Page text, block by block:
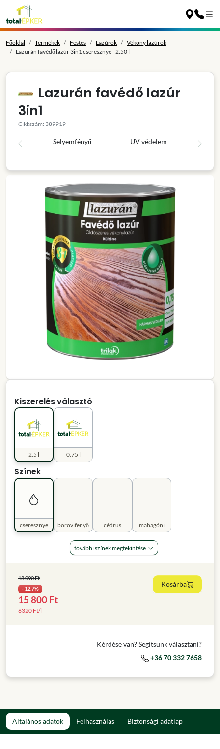
Főoldal Termékek Festés Lazúrok
Vékony lazúrok
Lazurán favédő lazúr 3in1 cseresznye - 2.50 l
Lazurán favédő lazúr
3in1
Cikkszám: 389919
Selyemfényű UV védelem
Kiszerelés választó
0.75 l
2.5 l
Színek
borovifenyő
cseresznye cédrus mahagóni
további színek megtekintése
18 090 Ft
- 12.7%
15 800 Ft
6320 Ft/l
Kosárba
Kérdése van? Segítsünk választani?
+36 70 332 7658
Általános adatok Felhasználás Biztonsági adatlap